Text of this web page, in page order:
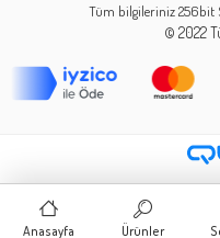
Tüm bilgileriniz 256bit
© 2022
Anasayfa Ürünler